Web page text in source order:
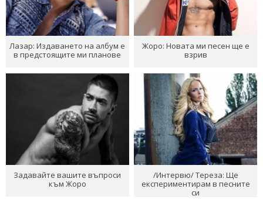
Лазар: Издаването на албум е
в предстоящите ми планове
Жоро: Новата ми песен ще е
взрив
Задавайте вашите въпроси
към Жоро
/Интервю/ Тереза: Ще
експериментирам в песните
си